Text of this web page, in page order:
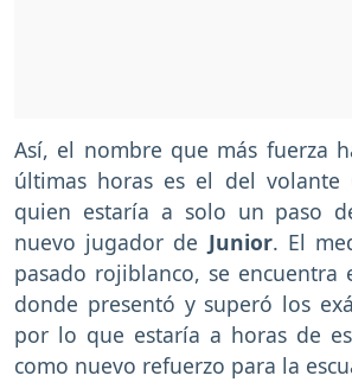
Así, el nombre que más fuerza
últimas horas es el del volante
quien estaría a solo un paso
nuevo jugador de Junior. El
pasado rojiblanco, se encuentra
donde presentó y superó los
por lo que estaría a horas de
como nuevo refuerzo para la